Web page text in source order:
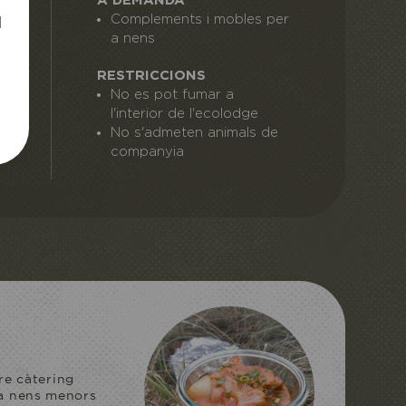
Complements i mobles per
a nens
RESTRICCIONS
No es pot fumar a
l'interior de l'ecolodge
No s'admeten animals de
companyia
càtering
nens menors
NIT INUSUAL